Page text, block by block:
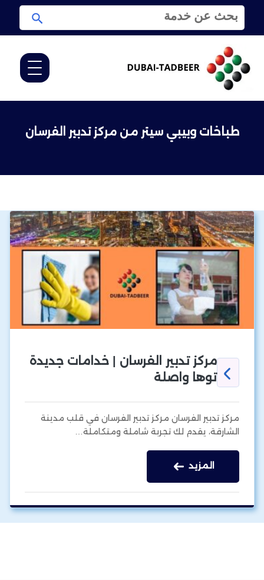
ب
ث
ع
:
ب
ح
ث
طباخات وبيبي سيتر من مركز تدبير الفرسان
مركز تدبير الفرسان | خدامات جديدة
توها واصلة
مركز تدبير الفرسان مركز تدبير الفرسان في قلب مدينة
الشارقة، يقدم لك تجربة شاملة ومتكاملة…
المزيد